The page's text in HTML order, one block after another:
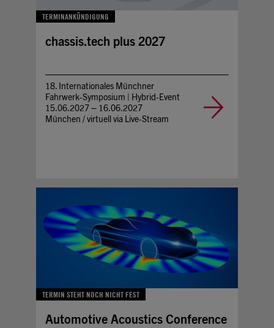
TERMINANKÜNDIGUNG
chassis.tech plus 2027
18. Internationales Münchner
Fahrwerk-Symposium | Hybrid-Event
15.06.2027 – 16.06.2027
München / virtuell via Live-Stream
TERMIN STEHT NOCH NICHT FEST
Automotive Acoustics Conference